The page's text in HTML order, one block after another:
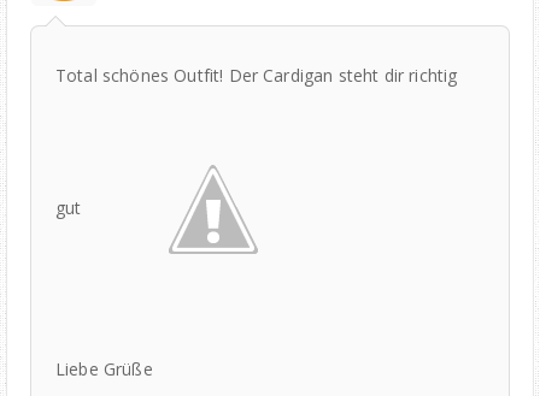
Total schönes Outfit! Der Cardigan steht dir richtig
gut
Liebe Grüße